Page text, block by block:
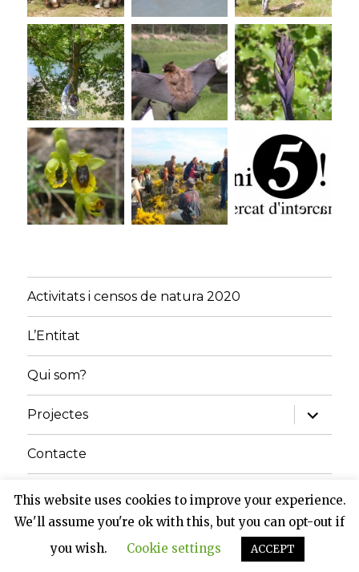
Activitats i censos de natura 2020
L’Entitat
Qui som?
Projectes
amplia
el
menú
Contacte
Inici
Grup de Natura del Solsonès Gràcies al WordPress
This website uses cookies to improve your experience.
We'll assume you're ok with this, but you can opt-out if
you wish.
Cookie settings ACCEPT